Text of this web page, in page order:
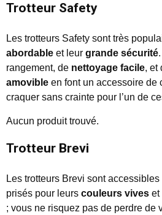
Trotteur Safety
Les trotteurs Safety sont très
abordable et leur grande sécurité
rangement, de nettoyage facile, et
amovible en font un accessoire de
craquer sans crainte pour l’un de
Aucun produit trouvé.
Trotteur Brevi
Les trotteurs Brevi sont
prisés pour leurs couleurs vives et
; vous ne risquez pas de perdre de